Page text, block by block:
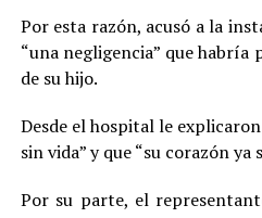
Por esta razón, acusó a la
“una negligencia” que
de su hijo.
Desde el hospital le
sin vida” y que “su corazón ya
Por su parte, el